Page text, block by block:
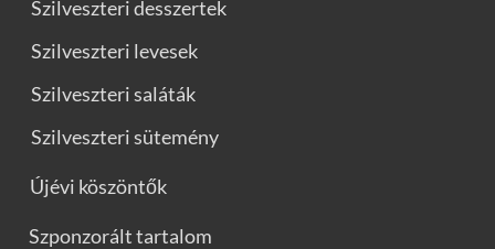
Szilveszteri desszertek
Szilveszteri levesek
Szilveszteri saláták
Szilveszteri sütemény
Újévi köszöntők
Szponzorált tartalom